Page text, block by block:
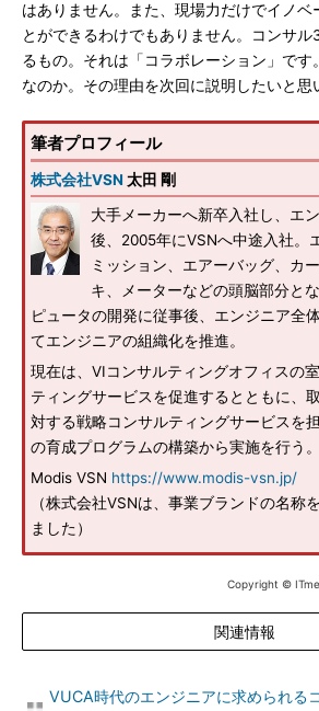
はありません。また、現場力だけでイノベ
とができるわけでもありません。コンサ
るもの。それは「コラボレーション」で
なのか。その理由を次回に説明したいと思
筆者プロフィール
株式会社VSN 太田 剛
大手メーカーへ新卒入社し、エ
後、2005年にVSNへ中途入社。
ミッション、エアーバッグ、カ
キ、メーターなどの頭脳部分と
ピュータの開発に従事後、エンジニア全
てエンジニアの組織化を推進。
現在は、VIコンサルティングオフィスの
ティングサービスを促進するとともに、
対する戦略コンサルティングサービスを
の育成プログラムの構築から実施を行う。
Modis VSN https://www.modis-vsn.jp/
（株式会社VSNは、事業ブランドの名称
ました）
Copyright ©
関連情報
VUCA時代のエンジニアに求められる